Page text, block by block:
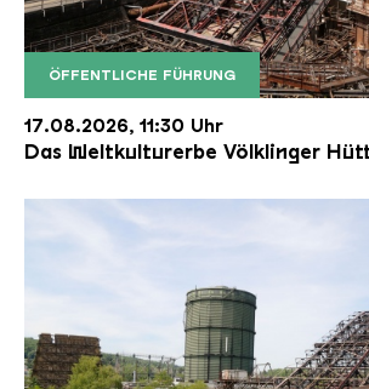
ÖFFENTLICHE FÜHRUNG
Der Erzschrägaufzug der
Copyright: Weltkulturerbe
17.08.2026, 11:30 Uhr
Das Weltkulturerbe Völklinger